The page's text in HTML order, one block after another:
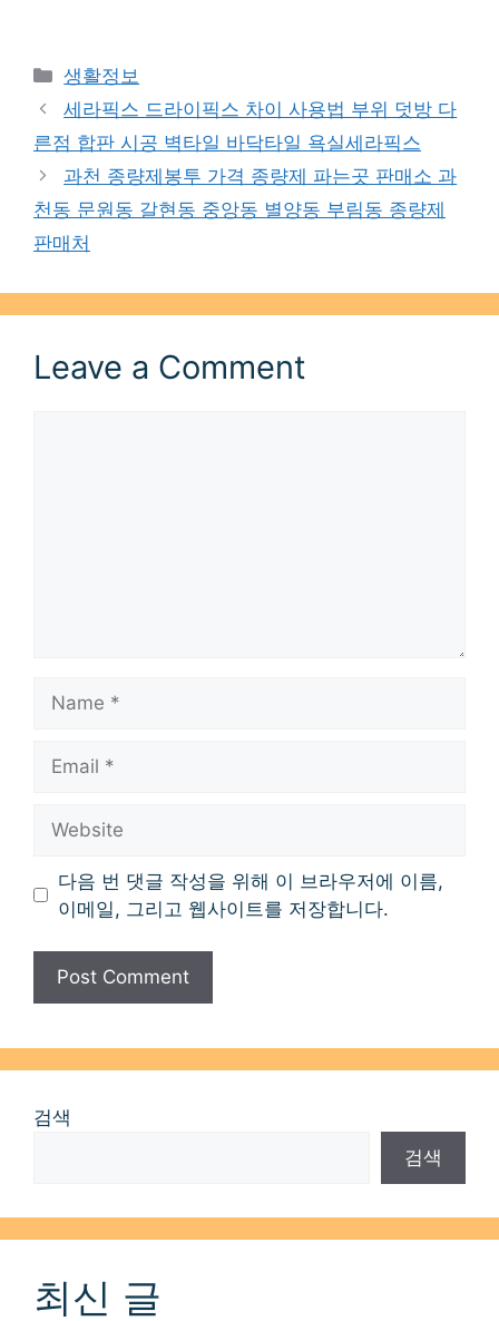
Categories
생활정보
세라픽스 드라이픽스 차이 사용법 부위 덧방 다
른점 합판 시공 벽타일 바닥타일 욕실세라픽스
과천 종량제봉투 가격 종량제 파는곳 판매소 과
천동 문원동 갈현동 중앙동 별양동 부림동 종량제
판매처
Leave a Comment
다음 번 댓글 작성을 위해 이 브라우저에 이름,
이메일, 그리고 웹사이트를 저장합니다.
검색
검색
최신 글